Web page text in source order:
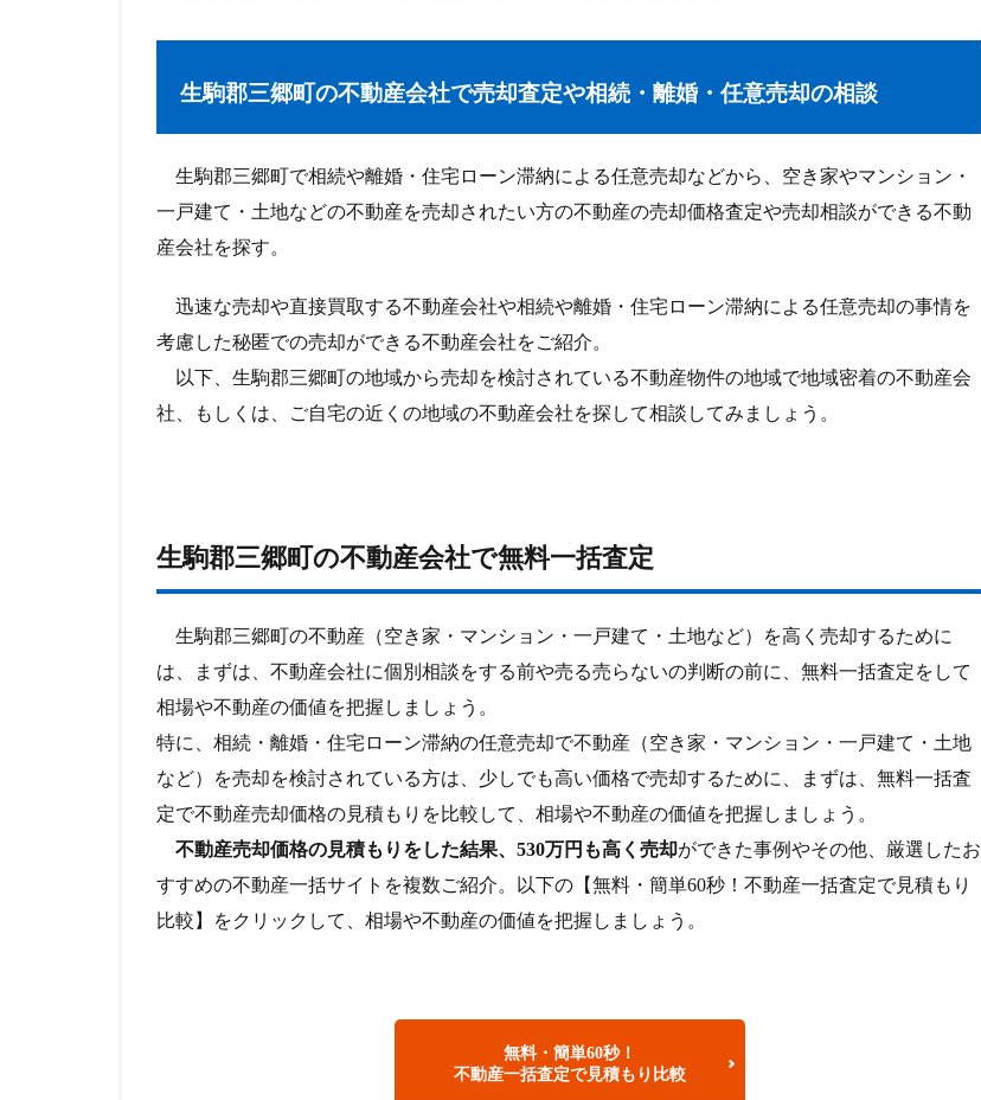
生駒郡三郷町の不動産会社で売却査定や相続・離婚・任意売却の相談
生駒郡三郷町で相続や離婚・住宅ローン滞納による任意売却などから、空き家やマンション・
一戸建て・土地などの不動産を売却されたい方の不動産の売却価格査定や売却相談ができる不動
産会社を探す。
迅速な売却や直接買取する不動産会社や相続や離婚・住宅ローン滞納による任意売却の事情を
考慮した秘匿での売却ができる不動産会社をご紹介。
以下、生駒郡三郷町の地域から売却を検討されている不動産物件の地域で地域密着の不動産会
社、もしくは、ご自宅の近くの地域の不動産会社を探して相談してみましょう。
生駒郡三郷町の不動産会社で無料一括査定
生駒郡三郷町の不動産（空き家・マンション・一戸建て・土地など）を高く売却するために
は、まずは、不動産会社に個別相談をする前や売る売らないの判断の前に、無料一括査定をして
相場や不動産の価値を把握しましょう。
特に、相続・離婚・住宅ローン滞納の任意売却で不動産（空き家・マンション・一戸建て・土地
など）を売却を検討されている方は、少しでも高い価格で売却するために、まずは、無料一括査
定で不動産売却価格の見積もりを比較して、相場や不動産の価値を把握しましょう。
不動産売却価格の見積もりをした結果、530万円も高く売却ができた事例やその他、厳選したお
すすめの不動産一括サイトを複数ご紹介。以下の【無料・簡単60秒！不動産一括査定で見積もり
比較】をクリックして、相場や不動産の価値を把握しましょう。
無料・簡単60秒！
不動産一括査定で見積もり比較